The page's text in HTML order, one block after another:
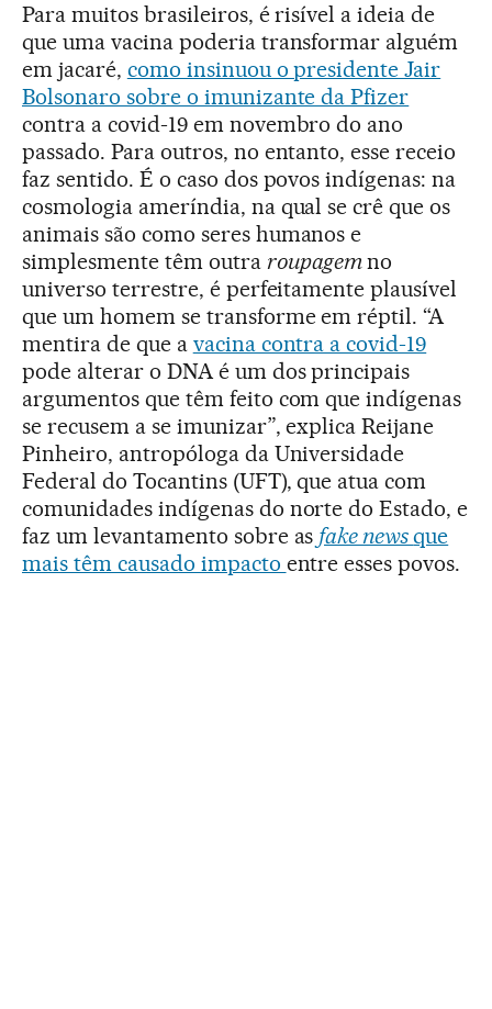
Para muitos brasileiros, é risível a ideia de
que uma vacina poderia transformar alguém
em jacaré, como insinuou o presidente Jair
Bolsonaro sobre o imunizante da Pfizer
contra a covid-19 em novembro do ano
passado. Para outros, no entanto, esse receio
faz sentido. É o caso dos povos indígenas: na
cosmologia ameríndia, na qual se crê que os
animais são como seres humanos e
simplesmente têm outra roupagemno
universo terrestre, é perfeitamente plausível
que um homem se transforme em réptil. “A
mentira de que a vacina contra a covid-19
pode alterar o DNA é um dos principais
argumentos que têm feito com que indígenas
se recusem a se imunizar”, explica Reijane
Pinheiro, antropóloga da Universidade
Federal do Tocantins (UFT), que atua com
comunidades indígenas do norte do Estado, e
faz um levantamento sobre as fake newsque
mais têm causado impacto entre esses povos.